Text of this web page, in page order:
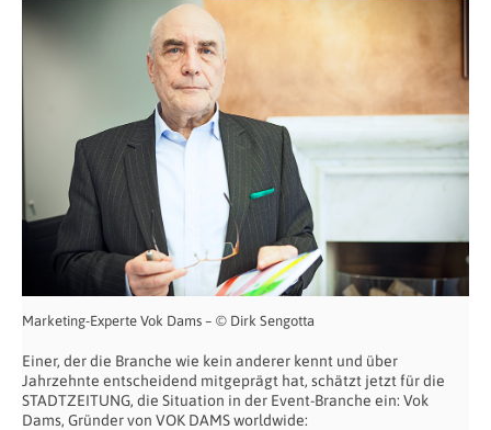
Marketing-Experte Vok Dams – © Dirk Sengotta
Einer, der die Branche wie kein anderer kennt und über
Jahrzehnte entscheidend mitgeprägt hat, schätzt jetzt für die
STADTZEITUNG, die Situation in der Event-Branche ein: Vok
Dams, Gründer von VOK DAMS worldwide: